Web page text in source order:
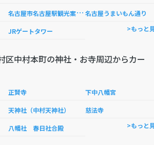
名
古屋市名古屋駅観光案内所 名古屋うまいもん通り
JRゲートタワー >もっと
区中村本町の神社・お寺周辺からカー
正賢寺 下中八幡宮
天神社（中村天神社） 慈法寺
八幡社 春日社合殿 >もっと